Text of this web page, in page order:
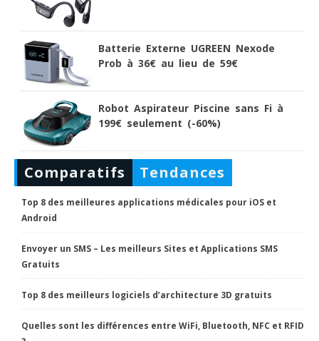
Batterie Externe UGREEN Nexode
Prob à 36€ au lieu de 59€
Robot Aspirateur Piscine sans Fi à
199€ seulement (-60%)
Comparatifs Tendances
Top 8 des meilleures applications médicales pour iOS et
Android
Envoyer un SMS – Les meilleurs Sites et Applications SMS
Gratuits
Top 8 des meilleurs logiciels d’architecture 3D gratuits
Quelles sont les différences entre WiFi, Bluetooth, NFC et RFID